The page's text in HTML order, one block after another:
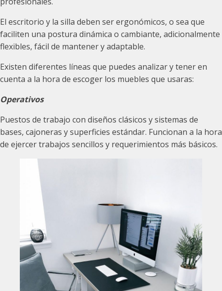
El escritorio y la silla deben ser ergonómicos, o sea que
faciliten una postura dinámica o cambiante, adicionalmente
flexibles, fácil de mantener y adaptable.
Existen diferentes líneas que puedes analizar y tener en
cuenta a la hora de escoger los muebles que usaras:
Operativos
Puestos de trabajo con diseños clásicos y sistemas de
bases, cajoneras y superficies estándar. Funcionan a la hora
de ejercer trabajos sencillos y requerimientos más básicos.